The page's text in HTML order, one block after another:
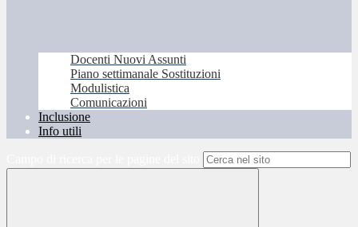
Docenti Nuovi Assunti
Piano settimanale Sostituzioni
Modulistica
Comunicazioni
Inclusione
Info utili